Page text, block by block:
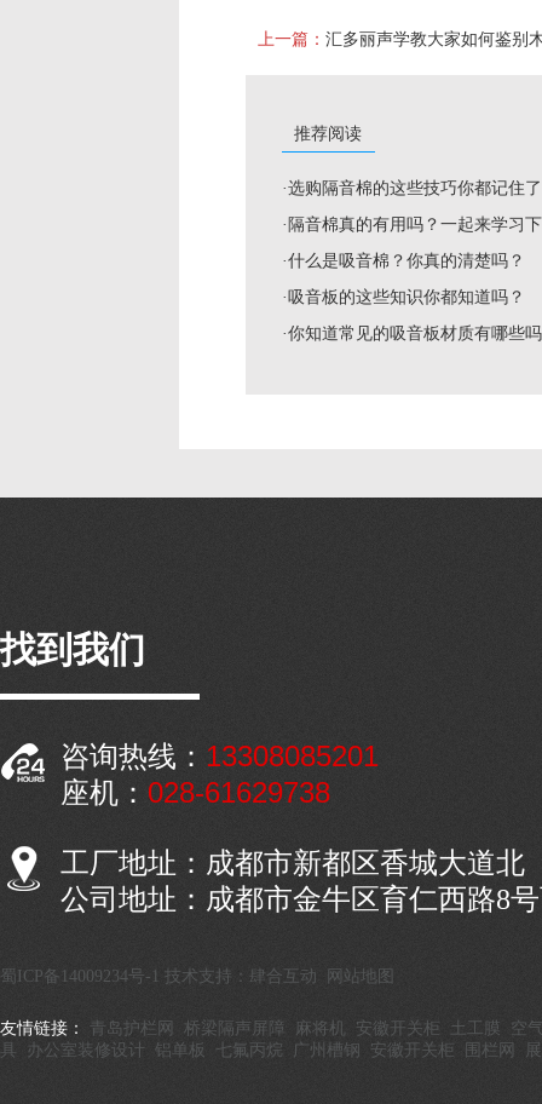
上一篇：
推荐阅读
·选购隔音棉的这些技巧你都记住
·隔音棉真的有用吗？一起来学习
·什么是吸音棉？你真的清楚吗？
·吸音板的这些知识你都知道吗？
·你知道常见的吸音板材质有哪些
找到我们
咨询热线： 13308085201
座机： 028-61629738
工厂地址：成都市新都区香城大道北
公司地址：成都市金牛区育仁西路8
蜀ICP备14009234号-1 技术支持：肆合互动 网站地图
友情链接： 青岛护栏网 桥梁隔声屏障 麻将机 安徽开关柜 土工膜
空
具
办公室装修设计 铝单板 七氟丙烷 广州槽钢 安徽开关柜 围栏网